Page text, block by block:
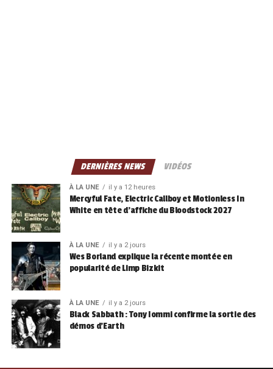
DERNIÈRES NEWS VIDÉOS
À LA UNE il y a 12 heures
Mercyful Fate, Electric Callboy et Motionless In
White en tête d’affiche du Bloodstock 2027
À LA UNE il y a 2 jours
Wes Borland explique la récente montée en
popularité de Limp Bizkit
À LA UNE il y a 2 jours
Black Sabbath : Tony Iommi confirme la sortie des
démos d’Earth